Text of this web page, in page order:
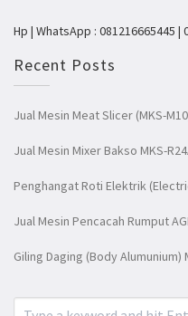
Hp | WhatsApp : 081216665445 |
Recent Posts
Jual Mesin Meat Slicer (MKS-
Jual Mesin Mixer Bakso MKS-
Penghangat Roti Elektrik
Jual Mesin Pencacah Rumput
Giling Daging (Body Alumunium)